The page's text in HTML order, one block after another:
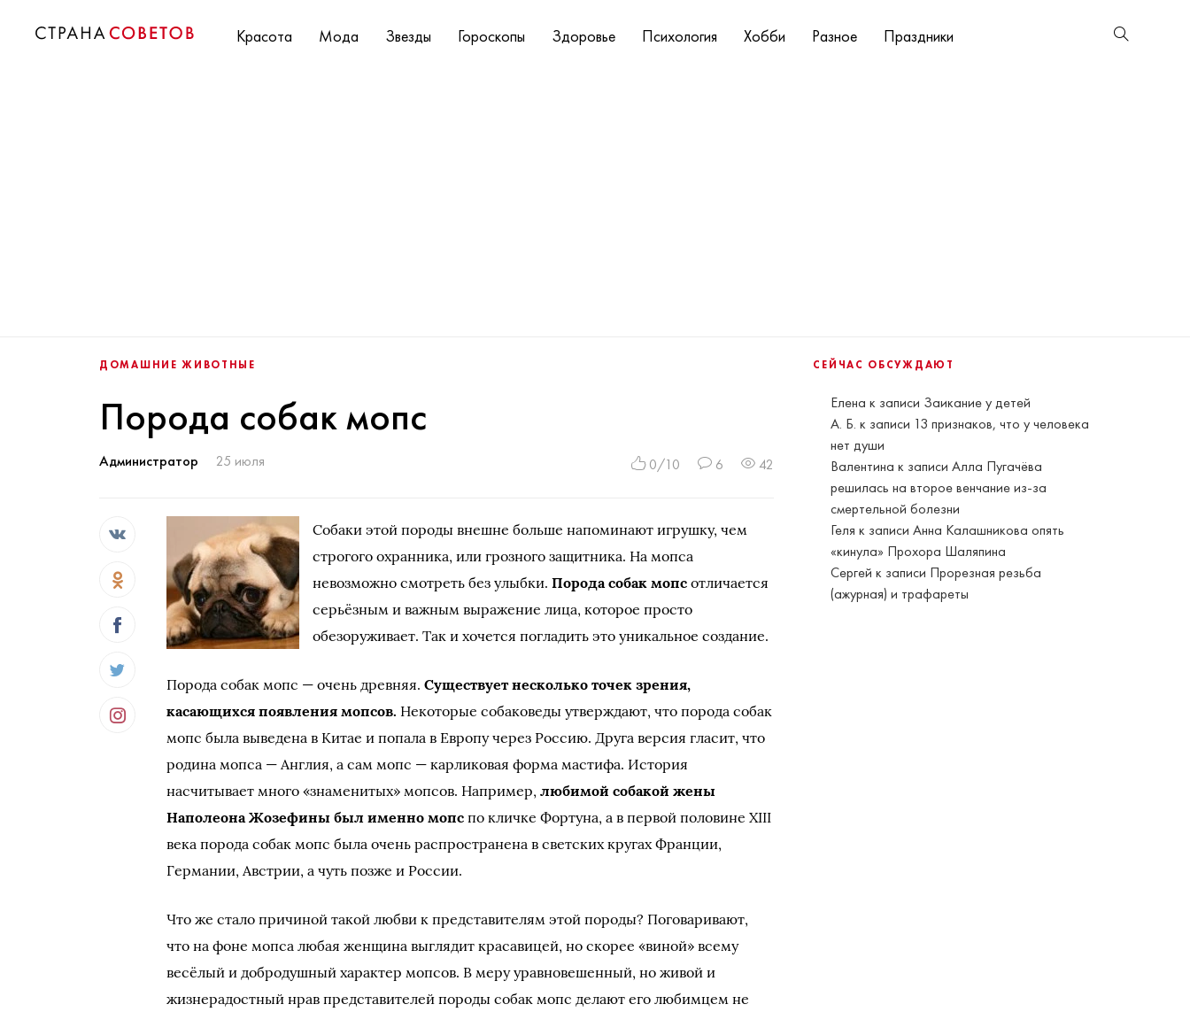
Красота Мода Звезды Гороскопы Здоровье Психология Хобби Разное Праздники
СЕЙЧАС ОБСУЖДАЮТ
Елена к записи Заикание у детей
А. Б. к записи 13 признаков, что у человека
нет души
Валентина к записиАлла Пугачёва
решилась на второе венчание из-за
смертельной болезни
Геля к записиАнна Калашникова опять
«кинула» Прохора Шаляпина
Сергей к записи Прорезная резьба
(ажурная) и трафареты
ДОМАШНИЕ ЖИВОТНЫЕ
Порода собак мопс
Администратор 25 июля 0/10 6 42
Собаки этой породы внешне больше напоминают игрушку, чем
строгого охранника, или грозного защитника. На мопса
невозможно смотреть без улыбки.Порода собак мопс отличается
серьёзным и важным выражение лица, которое просто
обезоруживает. Так и хочется погладить это уникальное создание.
Порода собак мопс — очень древняя.Существует несколько точек зрения,
касающихся появления мопсов. Некоторые собаковеды утверждают, что порода собак
мопс была выведена в Китае и попала в Европу через Россию. Друга версия гласит, что
родина мопса — Англия, а сам мопс — карликовая форма мастифа. История
насчитывает много «знаменитых» мопсов. Например,любимой собакой жены
Наполеона Жозефины был именно мопс по кличке Фортуна, а в первой половине ХІІІ
века порода собак мопс была очень распространена в светских кругах Франции,
Германии, Австрии, а чуть позже и России.
Что же стало причиной такой любви к представителям этой породы? Поговаривают,
что на фоне мопса любая женщина выглядит красавицей, но скорее «виной» всему
весёлый и добродушный характер мопсов. В меру уравновешенный, но живой и
жизнерадостный нрав представителей породы собак мопс делают его любимцем не